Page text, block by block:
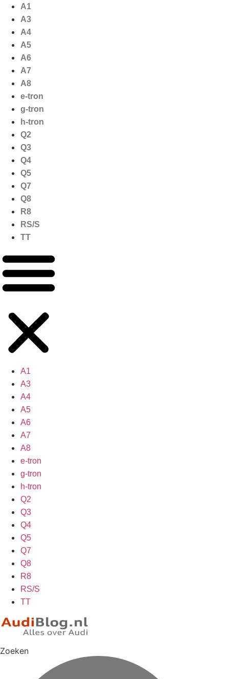
naar
inhoud
A1
A3
A4
A5
A6
A7
A8
e-tron
g-tron
h-tron
Q2
Q3
Q4
Q5
Q7
Q8
R8
RS/S
TT
A1
A3
A4
A5
A6
A7
A8
e-tron
g-tron
h-tron
Q2
Q3
Q4
Q5
Q7
Q8
R8
RS/S
TT
Zoeken